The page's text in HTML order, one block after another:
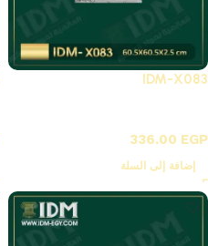
IDM-X083
336.00 EGP
إضافة إلى السلة